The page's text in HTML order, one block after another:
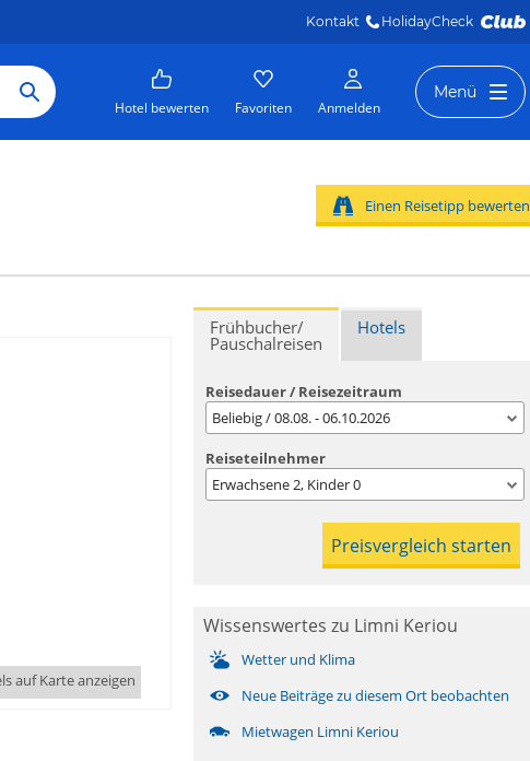
Kontakt HolidayCheck
Hotel bewerten Favoriten Anmelden
Menü
Einen Reisetipp bewerten
auf Karte anzeigen
Frühbucher/
Pauschalreisen
Hotels
Reisedauer / Reisezeitraum
Beliebig / 08.08. - 06.10.2026
Reiseteilnehmer
Erwachsene2, Kinder0
Wissenswertes zu Limni Keriou
Wetter und Klima
Neue Beiträge zu diesem Ort beobachten
Mietwagen Limni Keriou